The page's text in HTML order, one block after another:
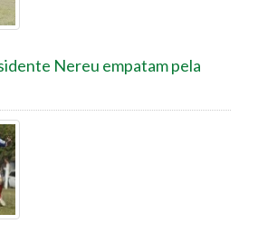
Nereu empatam pela